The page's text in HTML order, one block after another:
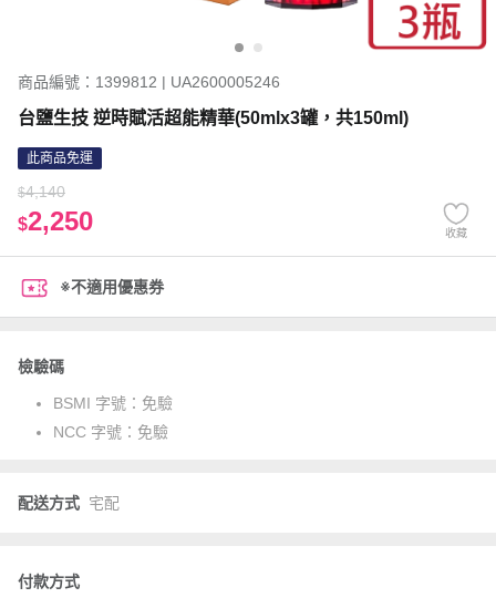
商品編號：1399812 | UA2600005246
台鹽生技 逆時賦活超能精華(50mlx3罐，共150ml)
此商品免運
$4,140
$2,250 收藏
※不適用優惠券
檢驗碼
BSMI 字號： 免驗
NCC 字號： 免驗
配送方式 宅配
付款方式